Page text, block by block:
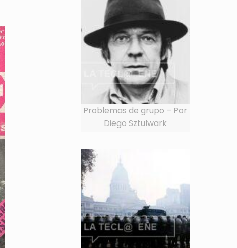
Problemas de grupo – Por
Diego Sztulwark